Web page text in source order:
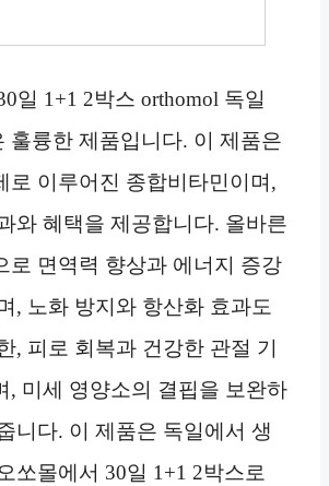
일 1+1 2박스 orthomol 독일
훌륭한 제품입니다. 이 제품은
로 이루어진 종합비타민이며,
와 혜택을 제공합니다. 올바른
로 면역력 향상과 에너지 증강
, 노화 방지와 항산화 효과도
, 피로 회복과 건강한 관절 기
, 미세 영양소의 결핍을 보완하
니다. 이 제품은 독일에서 생
쏘몰에서 30일 1+1 2박스로